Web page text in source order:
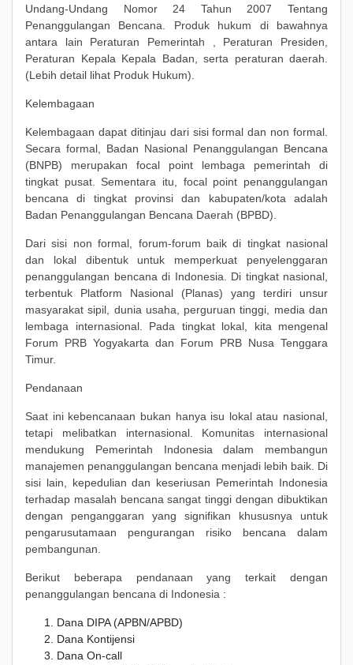
Undang-Undang Nomor 24 Tahun 2007 Tentang
Penanggulangan Bencana. Produk hukum di bawahnya
antara lain Peraturan Pemerintah , Peraturan Presiden,
Peraturan Kepala Kepala Badan, serta peraturan daerah.
(Lebih detail lihat Produk Hukum).
Kelembagaan
Kelembagaan dapat ditinjau dari sisi formal dan non formal.
Secara formal, Badan Nasional Penanggulangan Bencana
(BNPB) merupakan focal point lembaga pemerintah di
tingkat pusat. Sementara itu, focal point penanggulangan
bencana di tingkat provinsi dan kabupaten/kota adalah
Badan Penanggulangan Bencana Daerah (BPBD).
Dari sisi non formal, forum-forum baik di tingkat nasional
dan lokal dibentuk untuk memperkuat penyelenggaran
penanggulangan bencana di Indonesia. Di tingkat nasional,
terbentuk Platform Nasional (Planas) yang terdiri unsur
masyarakat sipil, dunia usaha, perguruan tinggi, media dan
lembaga internasional. Pada tingkat lokal, kita mengenal
Forum PRB Yogyakarta dan Forum PRB Nusa Tenggara
Timur.
Pendanaan
Saat ini kebencanaan bukan hanya isu lokal atau nasional,
tetapi melibatkan internasional. Komunitas internasional
mendukung Pemerintah Indonesia dalam membangun
manajemen penanggulangan bencana menjadi lebih baik. Di
sisi lain, kepedulian dan keseriusan Pemerintah Indonesia
terhadap masalah bencana sangat tinggi dengan dibuktikan
dengan penganggaran yang signifikan khususnya untuk
pengarusutamaan pengurangan risiko bencana dalam
pembangunan.
Berikut beberapa pendanaan yang terkait dengan
penanggulangan bencana di Indonesia :
Dana DIPA (APBN/APBD)
Dana Kontijensi
Dana On-call